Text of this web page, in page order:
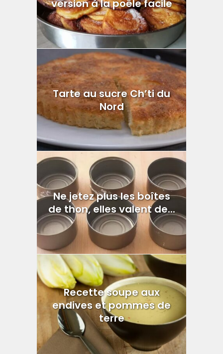
version à la poêle facile
Tarte au sucre Ch’ti du
Nord
Ne jetez plus les boîtes
de thon, elles valent de...
Recette soupe aux
endives et pommes de
terre